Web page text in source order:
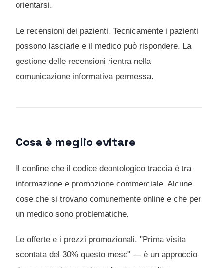
orientarsi.
Le recensioni dei pazienti. Tecnicamente i pazienti
possono lasciarle e il medico può rispondere. La
gestione delle recensioni rientra nella
comunicazione informativa permessa.
Cosa è meglio evitare
Il confine che il codice deontologico traccia è tra
informazione e promozione commerciale. Alcune
cose che si trovano comunemente online e che per
un medico sono problematiche.
Le offerte e i prezzi promozionali. "Prima visita
scontata del 30% questo mese" — è un approccio